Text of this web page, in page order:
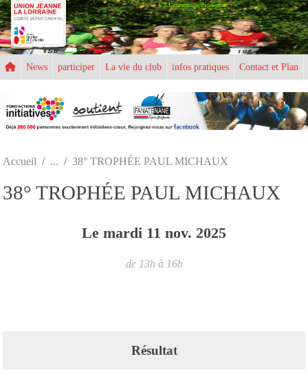
UJLL commission d'athlétisme
News participer La vie du club infos pratiques Contact et Plan
Accueil 38° TROPHÉE PAUL MICHAUX
38° TROPHÉE PAUL MICHAUX
Le mardi 11 nov. 2025
de 13h à 16h
Résultat
Panneau de gestion des cookies